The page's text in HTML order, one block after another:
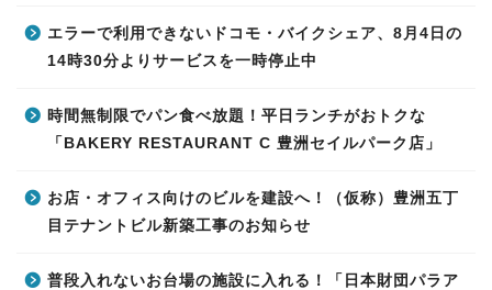
エラーで利用できないドコモ・バイクシェア、8月4日の
14時30分よりサービスを一時停止中
時間無制限でパン食べ放題！平日ランチがおトクな
「BAKERY RESTAURANT C 豊洲セイルパーク店」
お店・オフィス向けのビルを建設へ！（仮称）豊洲五丁
目テナントビル新築工事のお知らせ
普段入れないお台場の施設に入れる！「日本財団パラア